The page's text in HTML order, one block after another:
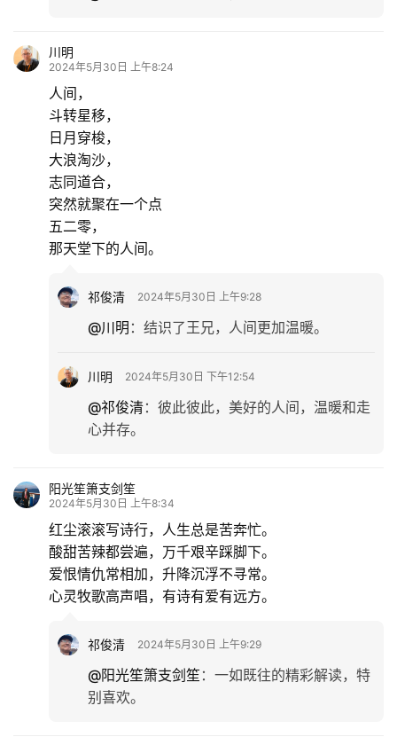
化
登录 注册
川明
2024年5月30日 上午8:24
人间，
斗转星移，
日月穿梭，
大浪淘沙，
志同道合，
突然就聚在一个点
五二零，
那天堂下的人间。
祁俊清 2024年5月30日 上午9:28
@川明 ： 结识了王兄，人间更加温暖。
川明 2024年5月30日 下午12:54
@祁俊清： 彼此彼此，美好的人间，温暖和走
心并存。
阳光笙箫支剑笙
2024年5月30日 上午8:34
红尘滚滚写诗行，人生总是苦奔忙。
酸甜苦辣都尝遍，万千艰辛踩脚下。
爱恨情仇常相加，升降沉浮不寻常。
心灵牧歌高声唱，有诗有爱有远方。
祁俊清 2024年5月30日 上午9:29
@阳光笙箫支剑笙 ： 一如既往的精彩解读，特
别喜欢。